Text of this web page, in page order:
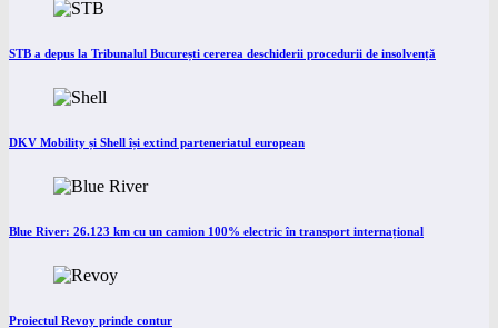
STB a depus la Tribunalul București cererea deschiderii procedurii de insolvență
DKV Mobility și Shell își extind parteneriatul european
Blue River: 26.123 km cu un camion 100% electric în transport internațional
Proiectul Revoy prinde contur